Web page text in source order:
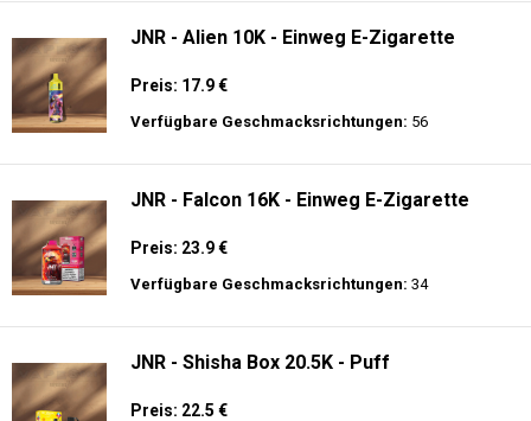
JNR - Alien 10K - Einweg E-Zigarette
Preis: 17.9 €
Verfügbare Geschmacksrichtungen: 56
JNR - Falcon 16K - Einweg E-Zigarette
Preis: 23.9 €
Verfügbare Geschmacksrichtungen: 34
JNR - Shisha Box 20.5K - Puff
Preis: 22.5 €